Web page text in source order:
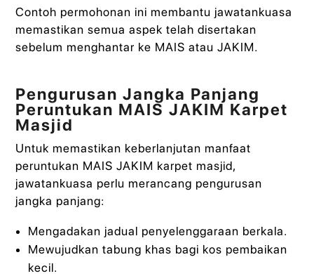
Contoh permohonan ini membantu jawatankuasa
memastikan semua aspek telah disertakan
sebelum menghantar ke MAIS atau JAKIM.
Pengurusan Jangka Panjang
Peruntukan MAIS JAKIM Karpet
Masjid
Untuk memastikan keberlanjutan manfaat
peruntukan MAIS JAKIM karpet masjid,
jawatankuasa perlu merancang pengurusan
jangka panjang:
Mengadakan jadual penyelenggaraan berkala.
Mewujudkan tabung khas bagi kos pembaikan
kecil.